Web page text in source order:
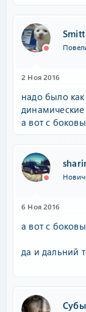
Smitt
2 Ноя 2016
надо было
а вот с
6 Ноя 2016
а вот с
да и дальний